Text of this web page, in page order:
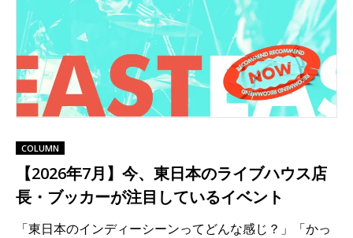
COLUMN
【2026年7月】今、東日本のライブハウス店
長・ブッカーが注目しているイベント
「東日本のインディーシーンってどんな感じ？」「かっ